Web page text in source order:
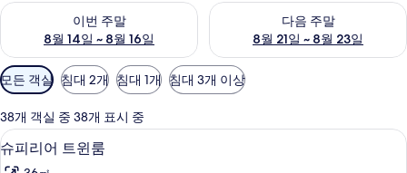
이번 주말
8월 14일 ~ 8월 16일
이번 주말 예약 가능 여부 확인, 8월 14일 ~ 8월 16일
다음 주말
8월 21일 ~ 8월 23일
다음 주말 예약 가능 여부 확인
객
실
에
사
용
모든 객실 침대 2개 침대 1개 침대 3개 이상
38개 객실 중 38개 표시 중
슈
피
고급 침구, 객실 내 금고, 책상, 암막 커튼
4
슈피리어 트윈룸